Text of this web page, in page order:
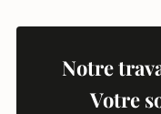
Notre
Votre